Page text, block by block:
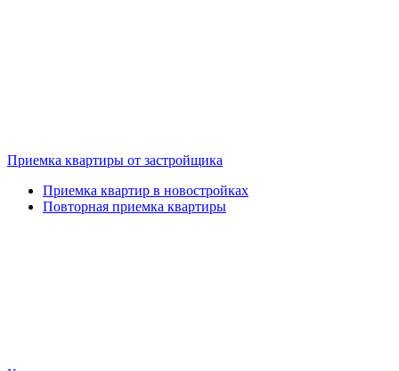
Приемка квартиры от застройщика
Приемка квартир в новостройках
Повторная приемка квартиры